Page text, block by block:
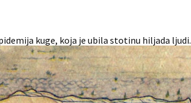
kuge, koja je ubila stotinu hiljada ljudi.